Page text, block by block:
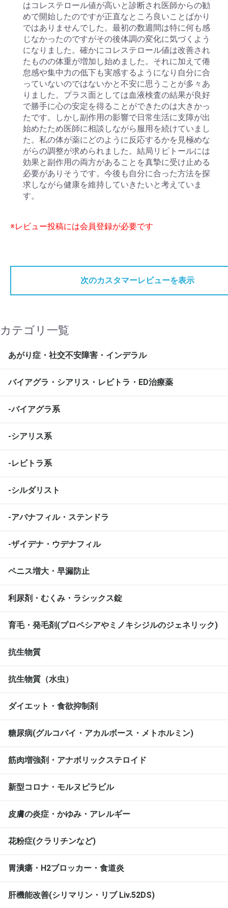
はコレステロール値が高いと診断され医師からの勧
めで開始したのですが正直なところ良いことばかり
ではありませんでした。最初の数週間は特に何も感
じなかったのですがその後体調の変化に気づくよう
になりました。確かにコレステロール値は改善され
たものの体重が増加し始めました。それに加えて倦
怠感や集中力の低下も実感するようになり自分に合
っていないのではないかと不安に思うことが多々あ
りました。プラス面としては血液検査の結果が良好
で勝手に心の安定を得ることができたのは大きかっ
たです。しかし副作用の影響で日常生活に支障が出
始めたため医師に相談しながら服用を続けていまし
た。私の体が薬にどのように反応するかを見極めな
がらの調整が求められました。結局リピトールには
効果と副作用の両方があることを真摯に受け止める
必要がありそうです。今後も自分に合った方法を探
求しながら健康を維持していきたいと考えていま
す。
※レビュー投稿には会員登録が必要です
次のカスタマーレビューを表示
カテゴリ一覧
あがり症・社交不安障害・インデラル
バイアグラ・シアリス・レビトラ・ED治療薬
-バイアグラ系
-シアリス系
-レビトラ系
-シルダリスト
-アバナフィル・ステンドラ
-ザイデナ・ウデナフィル
ペニス増大・早漏防止
利尿剤・むくみ・ラシックス錠
育毛・発毛剤(プロペシアやミノキシジルのジェネリック)
抗生物質
抗生物質（水虫）
ダイエット・食欲抑制剤
糖尿病(グルコバイ・アカルボース・メトホルミン)
筋肉増強剤・アナボリックステロイド
新型コロナ・モルヌピラビル
皮膚の炎症・かゆみ・アレルギー
花粉症(クラリチンなど)
胃潰瘍・H2ブロッカー・食道炎
肝機能改善(シリマリン・リブ Liv.52DS)